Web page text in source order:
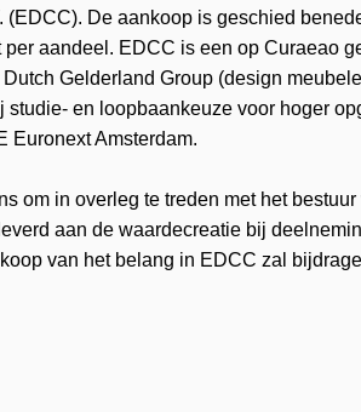
(EDCC). De aankoop is geschied
aandeel. EDCC is een op Curaeao
Gelderland Group (design
studie- en loopbaankeuze voor hoger
Euronext Amsterdam.
om in overleg te treden met het
aan de waardecreatie bij
van het belang in EDCC zal